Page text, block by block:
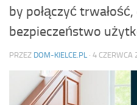
by połączyć
bezpieczeństwo
PRZEZ DOM-KIELCE.PL · 4 CZERWCA